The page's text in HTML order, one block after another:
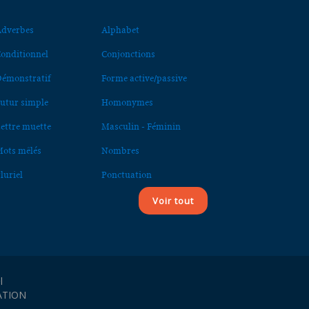
Alphabet
Conjonctions
Forme active/passive
simple Homonymes
muette Masculin - Féminin
mêlés Nombres
Ponctuation
Voir tout